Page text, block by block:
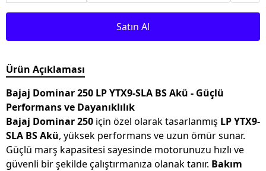
Satın Al
Ürün Açıklaması
Bajaj Dominar 250 LP YTX9-SLA BS Akü - Güçlü
Performans ve Dayanıklılık
Bajaj Dominar 250 için özel olarak tasarlanmış LP YTX9-
SLA BS Akü, yüksek performans ve uzun ömür sunar.
Güçlü marş kapasitesi sayesinde motorunuzu hızlı ve
güvenli bir şekilde çalıştırmanıza olanak tanır. Bakım